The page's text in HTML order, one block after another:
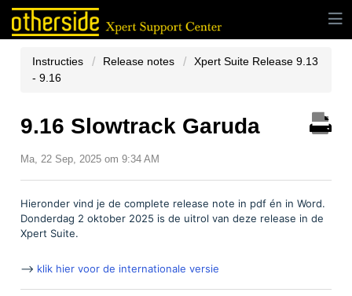
Instructies Release notes
Xpert Suite Release 9.13
- 9.16
9.16 Slowtrack Garuda
Ma, 22 Sep, 2025 om 9:34 AM
Hieronder vind je de complete release note in pdf én in Word.
Donderdag 2 oktober 2025 is de uitrol van deze release in de
Xpert Suite.
--> klik hier voor de internationale versie